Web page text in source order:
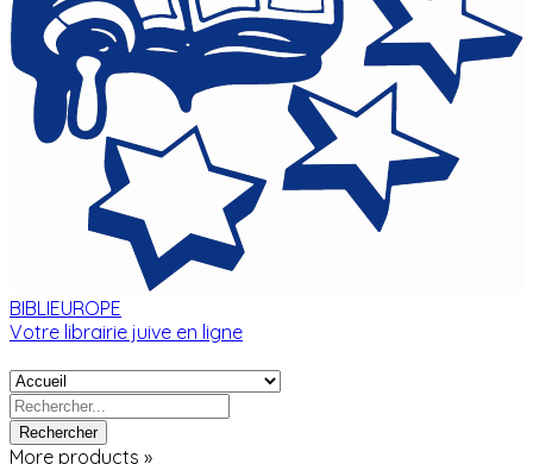
BIBLIEUROPE
Votre librairie juive en ligne
Rechercher
More products »